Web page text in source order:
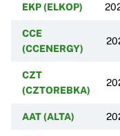
EKP (ELKOP)
CCE
(CCENERGY)
CZT
(CZTOREBKA)
AAT (ALTA)